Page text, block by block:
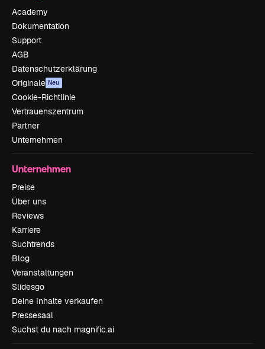
Academy
Dokumentation
Support
AGB
Datenschutzerklärung
Originale Neu
Cookie-Richtlinie
Vertrauenszentrum
Partner
Unternehmen
Unternehmen
Preise
Über uns
Reviews
Karriere
Suchtrends
Blog
Veranstaltungen
Slidesgo
Deine Inhalte verkaufen
Pressesaal
Suchst du nach magnific.ai